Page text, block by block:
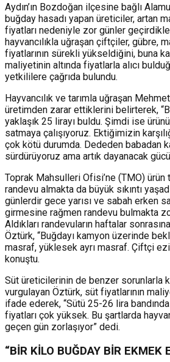
Aydın’ın Bozdoğan ilçesine bağlı
buğday hasadı yapan üreticiler, artan
fiyatları nedeniyle zor günler
hayvancılıkla uğraşan çiftçiler, gübre,
fiyatlarının sürekli yükseldiğini, buna
maliyetinin altında fiyatlarla alıcı
yetkililere çağrıda bulundu.
Hayvancılık ve tarımla uğraşan
üretimden zarar ettiklerini belirterek,
yaklaşık 25 lirayı buldu. Şimdi ise
satmaya çalışıyoruz. Ektiğimizin
çok kötü durumda. Dededen babadan
sürdürüyoruz ama artık dayanacak
Toprak Mahsulleri Ofisi’ne (TMO)
randevu almakta da büyük sıkıntı
günlerdir gece yarısı ve sabah erken
girmesine rağmen randevu bulmakta
Aldıkları randevuların haftalar
Öztürk, “Buğdayı kamyon üzerinde
masraf, yüklesek ayrı masraf. Çiftçi
konuştu.
Süt üreticilerinin de benzer sorunlarla
vurgulayan Öztürk, süt fiyatlarının
ifade ederek, “Sütü 25-26 lira
fiyatları çok yüksek. Bu şartlarda
geçen gün zorlaşıyor” dedi.
“BİR KİLO BUĞDAY BİR EKMEK